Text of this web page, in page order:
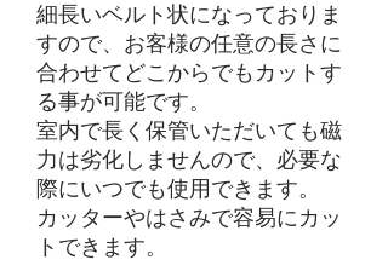
細長いベルト状になっておりま
すので、お客様の任意の長さに
合わせてどこからでもカットす
る事が可能です。
室内で長く保管いただいても磁
力は劣化しませんので、必要な
際にいつでも使用できます。
カッターやはさみで容易にカッ
トできます。